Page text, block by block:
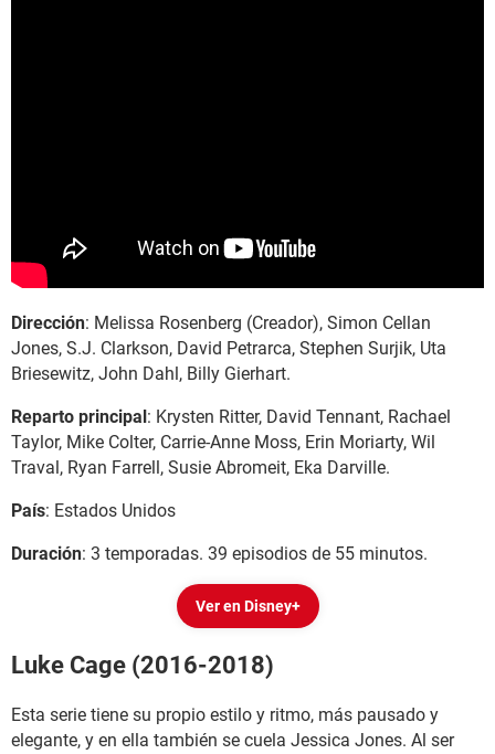
Dirección: Melissa Rosenberg (Creador), Simon Cellan
Jones, S.J. Clarkson, David Petrarca, Stephen Surjik, Uta
Briesewitz, John Dahl, Billy Gierhart.
Reparto principal: Krysten Ritter, David Tennant, Rachael
Taylor, Mike Colter, Carrie-Anne Moss, Erin Moriarty, Wil
Traval, Ryan Farrell, Susie Abromeit, Eka Darville.
País: Estados Unidos
Duración: 3 temporadas. 39 episodios de 55 minutos.
Ver en Disney+
Luke Cage (2016-2018)
Esta serie tiene su propio estilo y ritmo, más pausado y
elegante, y en ella también se cuela Jessica Jones. Al ser